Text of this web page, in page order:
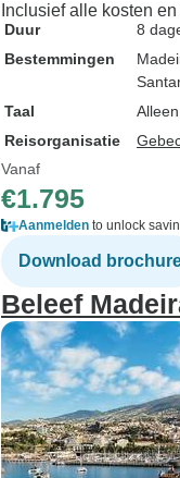
Inclusief alle kosten
Duur
8
Bestemmingen
Taal
Reisorganisatie
Vanaf
€1.795
Aanmelden to unlock
Download
Beleef